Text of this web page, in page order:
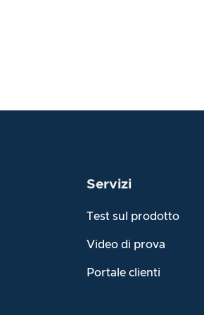
Servizi
Test sul prodotto
Video di prova
Portale clienti